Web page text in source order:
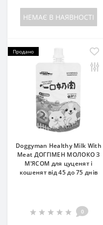
НЕМАЄ В НАЯВНОСТІ
Продано
Doggyman Healthy Milk With
Meat ДОГГІМЕН МОЛОКО З
М’ЯСОМ для цуценят і
кошенят від 45 до 75 днів
0